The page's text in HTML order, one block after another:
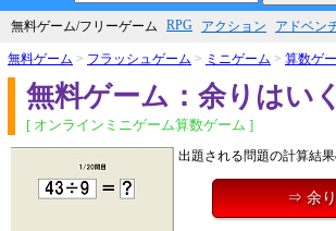
無料ゲーム/フリーゲーム RPG アクション アドベン
無料ゲーム > フラッシュゲーム > ミニゲーム > 算数ゲ
無料ゲーム：余りはい
[ オンラインミニゲーム算数ゲーム ]
出題される問題の計算結
⇒ 余り